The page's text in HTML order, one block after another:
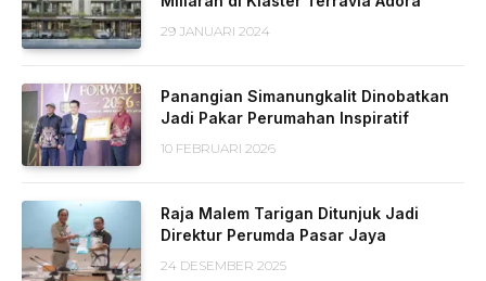
29 JANUARI 2024
Panangian Simanungkalit Dinobatkan
Jadi Pakar Perumahan Inspiratif
10 FEBRUARI 2026
Raja Malem Tarigan Ditunjuk Jadi
Direktur Perumda Pasar Jaya
24 DESEMBER 2025